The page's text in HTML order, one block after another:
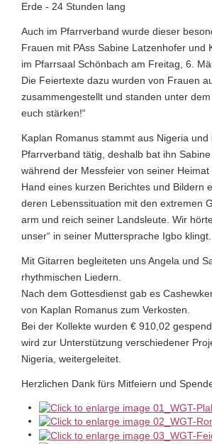
Erde - 24 Stunden lang
Auch im Pfarrverband wurde dieser
Frauen mit PAss Sabine Latzenhofer und
im Pfarrsaal Schönbach am Freitag, 6.
Die Feiertexte dazu wurden von Frauen
zusammengestellt und standen unter dem
euch stärken!“
Kaplan Romanus stammt aus Nigeria und
Pfarrverband tätig, deshalb bat ihn
während der Messfeier von seiner Heimat
Hand eines kurzen Berichtes und Bildern
deren Lebenssituation mit den extremen
arm und reich seiner Landsleute. Wir
unser“ in seiner Muttersprache Igbo klingt.
Mit Gitarren begleiteten uns Angela und
rhythmischen Liedern.
Nach dem Gottesdienst gab es
von Kaplan Romanus zum Verkosten.
Bei der Kollekte wurden € 910,02
wird zur Unterstützung verschiedener
Nigeria, weitergeleitet.
Herzlichen Dank fürs Mitfeiern und